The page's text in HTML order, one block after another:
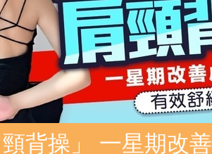
背操」 一星期改善